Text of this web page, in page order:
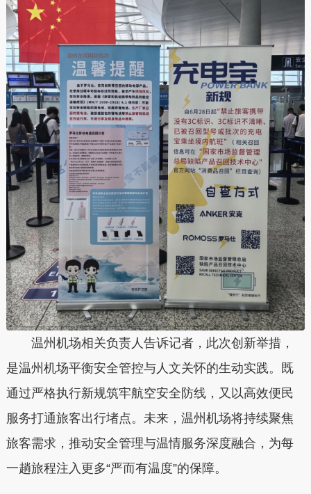
温州机场相关负责人告诉记者，此次创新举措，
是温州机场平衡安全管控与人文关怀的生动实践。既
通过严格执行新规筑牢航空安全防线，又以高效便民
服务打通旅客出行堵点。未来，温州机场将持续聚焦
旅客需求，推动安全管理与温情服务深度融合，为每
一趟旅程注入更多“严而有温度”的保障。